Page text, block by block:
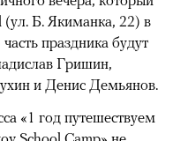
Б. Якиманка, 22) в
праздника будут
Гришин,
и Денис Демьянов.
«1 год путешествуем